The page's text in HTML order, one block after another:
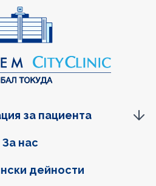
За нас
дейности
за пациента